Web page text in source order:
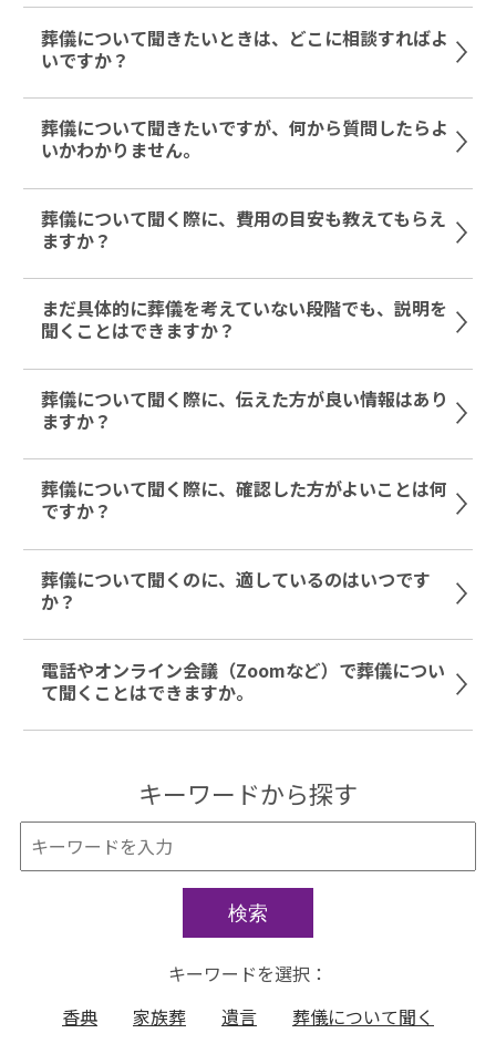
葬儀について聞きたいときは、どこに相談すればよ
いですか？
葬儀について聞きたいですが、何から質問したらよ
いかわかりません。
葬儀について聞く際に、費用の目安も教えてもらえ
ますか？
まだ具体的に葬儀を考えていない段階でも、説明を
聞くことはできますか？
葬儀について聞く際に、伝えた方が良い情報はあり
ますか？
葬儀について聞く際に、確認した方がよいことは何
ですか？
葬儀について聞くのに、適しているのはいつです
か？
電話やオンライン会議（Zoomなど）で葬儀につい
て聞くことはできますか。
キーワードから探す
検索
キーワードを選択：
香典
家族葬 遺言 葬儀について聞く